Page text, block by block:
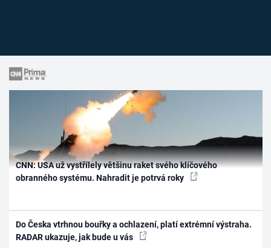
CNN: USA už vystřílely většinu raket svého klíčového
obranného systému. Nahradit je potrvá roky
Do Česka vtrhnou bouřky a ochlazení, platí extrémní výstraha.
RADAR ukazuje, jak bude u vás